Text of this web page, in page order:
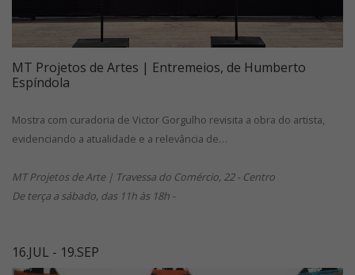
MT Projetos de Artes | Entremeios, de Humberto
Espíndola
Mostra com curadoria de Victor Gorgulho revisita a obra do artista,
evidenciando a atualidade e a relevância de…
MT Projetos de Arte | Travessa do Comércio, 22 - Centro
De terça a sábado, das 11h às 18h -
16.JUL - 19.SEP